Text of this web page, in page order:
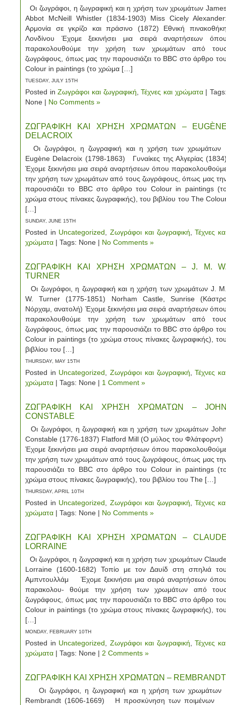
Οι ζωγράφοι, η ζωγραφική και η χρήση των χρωμάτων
Abbot McNeill Whistler (1834-1903) Miss Cicely
Αρμονία σε γκρίζο και πράσινο (1872) Εθνική
Λονδίνου Έχομε ξεκινήσει μια σειρά αναρτήσεων
παρακολουθούμε την χρήση των χρωμάτων από
ζωγράφους, όπως μας την παρουσιάζει το BBC στο άρθρο
Colour in paintings (το χρώμα […]
TUESDAY, JULY 15TH
Posted inΖωγράφοι και ζωγραφική ,Τέχνες και χρώματα|
None | No Comments »
ΖΩΓΡΑΦΙΚΗ ΚΑΙ ΧΡΗΣΗ ΧΡΩΜΑΤΩΝ –
DELACROIX
Οι ζωγράφοι, η ζωγραφική και η χρήση των
Eugène Delacroix (1798-1863) Γυναίκες της Αλγερίας
Έχομε ξεκινήσει μια σειρά αναρτήσεων όπου
την χρήση των χρωμάτων από τους ζωγράφους, όπως μας
παρουσιάζει το BBC στο άρθρο του Colour in paintings
χρώμα στους πίνακες ζωγραφικής), του βιβλίου του The
[…]
SUNDAY, JUNE 15TH
Posted in Uncategorized ,Ζωγράφοι και ζωγραφική ,Τέχνες
χρώματα | Tags: None | No Comments »
ΖΩΓΡΑΦΙΚΗ ΚΑΙ ΧΡΗΣΗ ΧΡΩΜΑΤΩΝ – J. M.
TURNER
Οι ζωγράφοι, η ζωγραφική και η χρήση των χρωμάτων J.
W. Turner (1775-1851) Norham Castle, Sunrise
Νόρχαμ, ανατολή) Έχομε ξεκινήσει μια σειρά αναρτήσεων
παρακολουθούμε την χρήση των χρωμάτων από
ζωγράφους, όπως μας την παρουσιάζει το BBC στο άρθρο
Colour in paintings (το χρώμα στους πίνακες ζωγραφικής),
βιβλίου του […]
THURSDAY, MAY 15TH
Posted in Uncategorized ,Ζωγράφοι και ζωγραφική ,Τέχνες
χρώματα | Tags: None | 1 Comment »
ΖΩΓΡΑΦΙΚΗ ΚΑΙ ΧΡΗΣΗ ΧΡΩΜΑΤΩΝ –
CONSTABLE
Οι ζωγράφοι, η ζωγραφική και η χρήση των χρωμάτων
Constable (1776-1837) Flatford Mill (Ο μύλος του
Έχομε ξεκινήσει μια σειρά αναρτήσεων όπου
την χρήση των χρωμάτων από τους ζωγράφους, όπως μας
παρουσιάζει το BBC στο άρθρο του Colour in paintings
χρώμα στους πίνακες ζωγραφικής), του βιβλίου του The […]
THURSDAY, APRIL 10TH
Posted in Uncategorized ,Ζωγράφοι και ζωγραφική ,Τέχνες
χρώματα | Tags: None | No Comments »
ΖΩΓΡΑΦΙΚΗ ΚΑΙ ΧΡΗΣΗ ΧΡΩΜΑΤΩΝ –
LORRAINE
Οι ζωγράφοι, η ζωγραφική και η χρήση των χρωμάτων
Lorraine (1600-1682) Τοπίο με τον Δαυίδ στη σπηλιά
Αμπντουλλάμ Έχομε ξεκινήσει μια σειρά αναρτήσεων
παρακολου- θούμε την χρήση των χρωμάτων από
ζωγράφους, όπως μας την παρουσιάζει το BBC στο άρθρο
Colour in paintings (το χρώμα στους πίνακες ζωγραφικής),
[…]
MONDAY, FEBRUARY 10TH
Posted in Uncategorized ,Ζωγράφοι και ζωγραφική ,Τέχνες
χρώματα | Tags: None | 2 Comments »
ΖΩΓΡΑΦΙΚΗ ΚΑΙ ΧΡΗΣΗ ΧΡΩΜΑΤΩΝ – REMBRANDT
Οι ζωγράφοι, η ζωγραφική και η χρήση των
Rembrandt (1606-1669) Η προσκύνηση των